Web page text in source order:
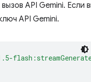
API Gemini. Если
API Gemini.